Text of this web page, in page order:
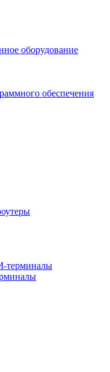
оборудование
обеспечения
терминалы